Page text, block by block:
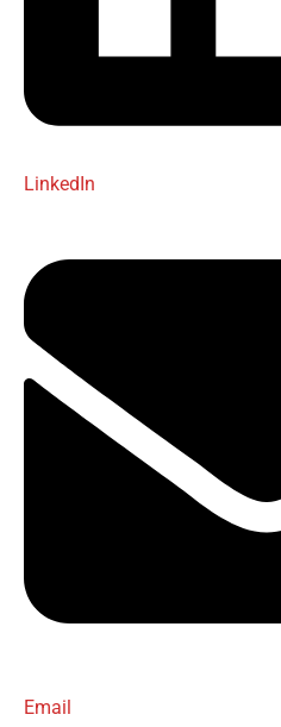
LinkedIn
Email